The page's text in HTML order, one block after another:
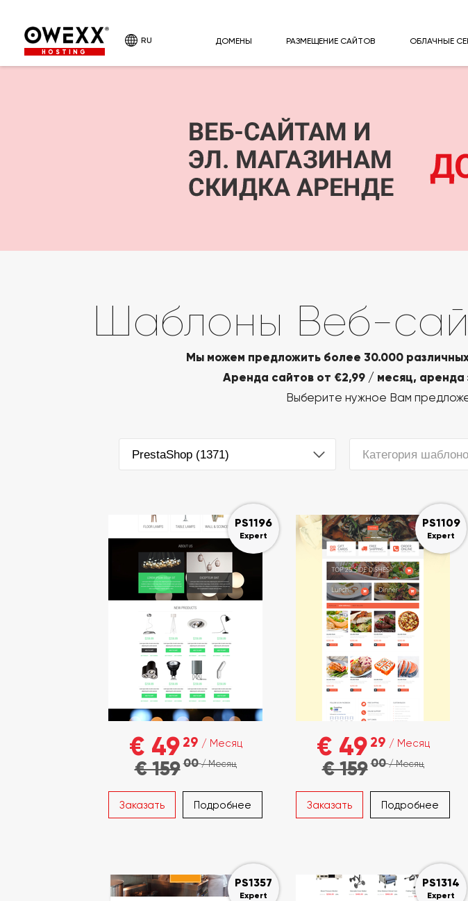
HOSTING
RU ДОМЕНЫ РАЗМЕЩЕНИЕ САЙТОВ ОБЛАЧНЫЕ
Шаблоны Веб-
Мы можем предложить более 30.000
Аренда сайтов от €2,99 / месяц, аренда
Выберите нужное Вам
PrestaShop (1371) Категория
PS1196
Expert
€ 49 29 / Месяц
€ 15900/ Месяц
Заказать Подробнее
PS1109
Expert
€ 49 29 / Месяц
€ 15900/ Месяц
Заказать Подробнее
PS1357
Expert
PS1314
Expert